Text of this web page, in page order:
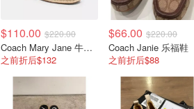
$110.00 $220.00
Coach Mary Jane 牛仔草编鞋
之前折后$132
$66.00 $220.00
Coach Janie 乐福鞋
之前折后$88